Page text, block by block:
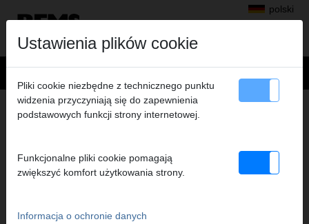
polski
Produkty> Zaciskanie promieniowe> REMS Akku-Press 14 V ACC
AKUMULATOROWA PRASA PROMIENIOWA
32 KN Z WYMUSZONYM POWROTEM
Ustawienia plików cookie
Pliki cookie niezbędne z technicznego punktu
widzenia przyczyniają się do zapewnienia
podstawowych funkcji strony internetowej.
Funkcjonalne pliki cookie pomagają
zwiększyć komfort użytkowania strony.
Informacja o ochronie danych